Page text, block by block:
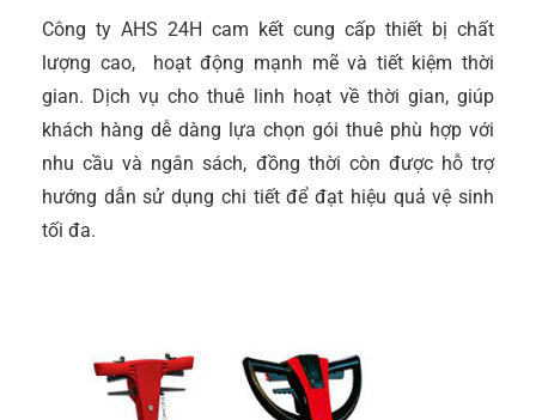
Công ty AHS 24H cam kết cung cấp thiết bị chất
lượng cao, hoạt động mạnh mẽ và tiết kiệm thời
gian. Dịch vụ cho thuê linh hoạt về thời gian, giúp
khách hàng dễ dàng lựa chọn gói thuê phù hợp với
nhu cầu và ngân sách, đồng thời còn được hỗ trợ
hướng dẫn sử dụng chi tiết để đạt hiệu quả vệ sinh
tối đa.